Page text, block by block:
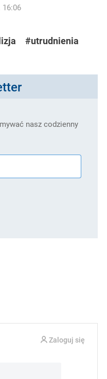
16:06
#utrudnienia
nasz codzienny
Zaloguj się